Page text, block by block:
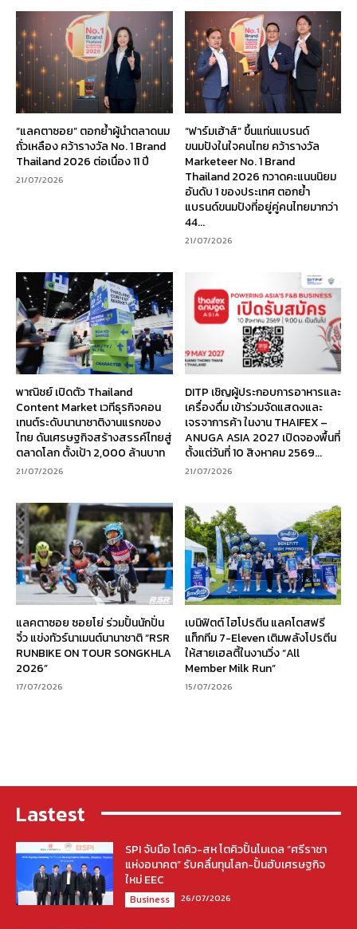
“แลคตาซอย” ตอกย้ำผู้นำตลาดนม
ถั่วเหลือง คว้ารางวัล No. 1 Brand
Thailand 2026 ต่อเนื่อง 11 ปี
21/07/2026
“ฟาร์มเฮ้าส์” ขึ้นแท่นแบรนด์
ขนมปังในใจคนไทย คว้ารางวัล
Marketeer No. 1 Brand
Thailand 2026 กวาดคะแนนนิยม
อันดับ 1 ของประเทศ ตอกย้ำ
แบรนด์ขนมปังที่อยู่คู่คนไทยมากว่า
44...
21/07/2026
พาณิชย์ เปิดตัว Thailand
Content Market เวทีธุรกิจคอน
เทนต์ระดับนานาชาติงานแรกของ
ไทย ดันเศรษฐกิจสร้างสรรค์ไทยสู่
ตลาดโลก ตั้งเป้า 2,000 ล้านบาท
21/07/2026
DITP เชิญผู้ประกอบการอาหารและ
เครื่องดื่ม เข้าร่วมจัดแสดงและ
เจรจาการค้า ในงาน THAIFEX –
ANUGA ASIA 2027 เปิดจองพื้นที่
ตั้งแต่วันที่ 10 สิงหาคม 2569...
21/07/2026
แลคตาซอย ซอยโย่ ร่วมปั้นนักปั่น
จิ๋ว แข่งทัวร์นาเมนต์นานาชาติ “RSR
RUNBIKE ON TOUR SONGKHLA
2026”
17/07/2026
เบนิฟิตต์ ไฮโปรตีน แลคโตสฟรี
แท็กทีม 7-Eleven เติมพลังโปรตีน
ให้สายเฮลตี้ในงานวิ่ง “All
Member Milk Run”
15/07/2026
Lastest
SPI จับมือ โตคิว-สห โตคิวปั้นโมเดล “ศรีราชา
แห่งอนาคต” รับคลื่นทุนโลก-ปั้นฮับเศรษฐกิจ
ใหม่ EEC
Business 26/07/2026